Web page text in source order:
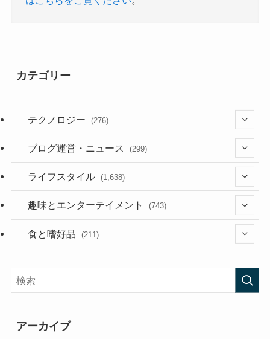
カテゴリー
テクノロジー (276)
(36)
(187)
ブログ運営・ニュース (299)
(118)
(181)
ライフスタイル (1,638)
(394)
(282)
(33)
趣味とエンターテイメント (743)
(56)
食と嗜好品 (211)
アーカイブ